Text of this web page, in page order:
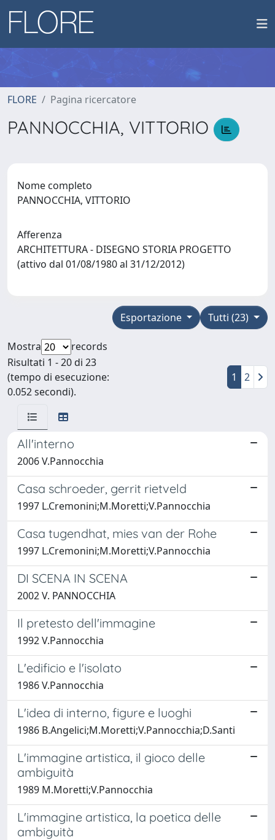
FLORE Pagina ricercatore
PANNOCCHIA, VITTORIO
Nome completo
PANNOCCHIA, VITTORIO
Afferenza
ARCHITETTURA - DISEGNO STORIA PROGETTO
(attivo dal 01/08/1980 al 31/12/2012)
Tutti (23)
Esportazione
Mostra
records
Risultati 1 - 20 di 23
(tempo di esecuzione:
0.052 secondi).
1 2
All'interno
2006 V.Pannocchia
Casa schroeder, gerrit rietveld
1997 L.Cremonini;M.Moretti;V.Pannocchia
Casa tugendhat, mies van der Rohe
1997 L.Cremonini;M.Moretti;V.Pannocchia
DI SCENA IN SCENA
2002 V. PANNOCCHIA
Il pretesto dell'immagine
1992 V.Pannocchia
L'edificio e l'isolato
1986 V.Pannocchia
L'idea di interno, figure e luoghi
1986 B.Angelici;M.Moretti;V.Pannocchia;D.Santi
L'immagine artistica, il gioco delle
ambiguità
1989 M.Moretti;V.Pannocchia
L'immagine artistica, la poetica delle
ambiguità